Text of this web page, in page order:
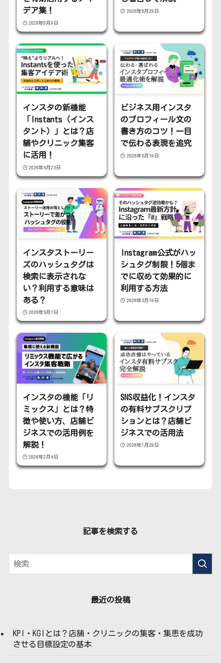
デア集！
2026年6月9日
2026年5月29日
インスタの新機能
「Instants（インス
タント）」とは？店
舗やクリニック集客
に活用！
2026年5月23日
ビジネス用インスタ
のプロフィール文の
書き方のコツ！一目
で伝わる表現を追究
2026年5月19日
インスタストーリー
ズのハッシュタグは
検索に表示されな
い？利用する意味は
ある？
2026年5月7日
Instagram公式がハッ
シュタグ制限！5個ま
でに収めて効果的に
利用する方法
2026年3月19日
インスタの機能「リ
ミックス」とは？特
徴や使い方、店舗ビ
ジネスでの活用例を
解説！
2026年2月4日
SNS収益化！インスタ
の有料サブスクリプ
ションとは？店舗ビ
ジネスでの活用法
2026年1月29日
記事を検索する
最近の投稿
KPI・KGIとは？店舗・クリニックの集客・集患を成功
させる目標設定の基本